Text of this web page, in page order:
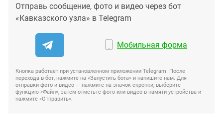
Отправь сообщение, фото и видео через бот
«Кавказского узла» в Telegram
Мобильная форма
Кнопка работает при установленном приложении Telegram. После
перехода в бот, нажмите на «Запустить бота» и напишите нам. Для
отправки фото и видео — нажмите на значок скрепки, выберите
функцию «Файл», затем отметьте фото или видео в памяти устройства и
нажмите «Отправить».